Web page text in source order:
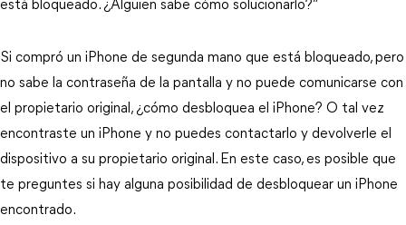
está bloqueado. ¿Alguien sabe cómo solucionarlo?”
Si compró un iPhone de segunda mano que está bloqueado, pero
no sabe la contraseña de la pantalla y no puede comunicarse con
el propietario original, ¿cómo desbloquea el iPhone? O tal vez
encontraste un iPhone y no puedes contactarlo y devolverle el
dispositivo a su propietario original. En este caso, es posible que
te preguntes si hay alguna posibilidad de desbloquear un iPhone
encontrado.